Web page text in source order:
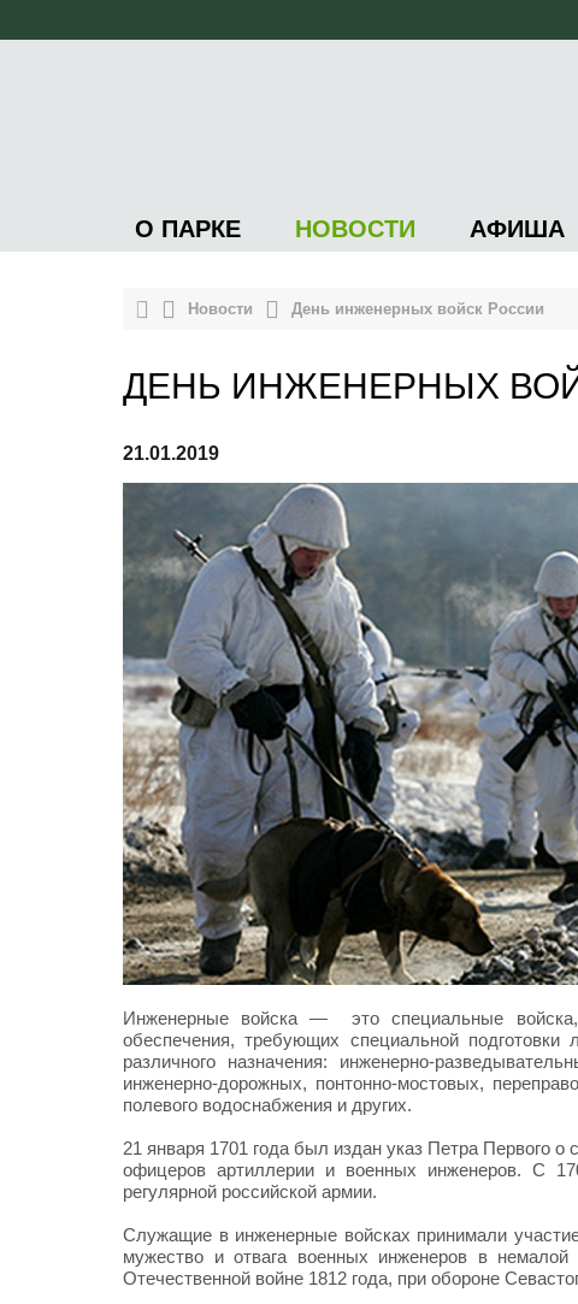
О ПАРКЕ НОВОСТИ АФИША
Новости День инженерных войск России
ДЕНЬ ИНЖЕНЕРНЫХ
21.01.2019
Инженерные войска — это специальные
обеспечения, требующих специальной подготовки
различного назначения: инженерно-
инженерно-дорожных, понтонно-мостовых,
полевого водоснабжения и других.
21 января 1701 года был издан указ Петра Первого
офицеров артиллерии и военных инженеров. С
регулярной российской армии.
Служащие в инженерные войсках принимали
мужество и отвага военных инженеров в
Отечественной войне 1812 года, при обороне